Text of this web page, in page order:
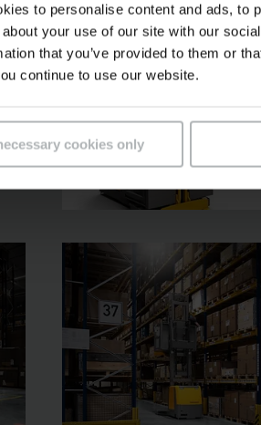
to personalise content and ads, to
your use of our site with our
that you’ve provided to them or
continue to use our website.
cookies only